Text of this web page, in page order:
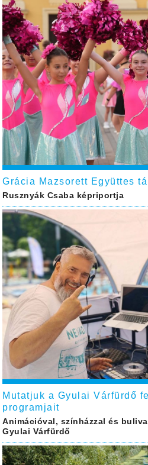
Grácia Mazsorett Együttes
Rusznyák Csaba képriportja
Mutatjuk a Gyulai Várfürdő
programjait
Animációval, színházzal és
Gyulai Várfürdő